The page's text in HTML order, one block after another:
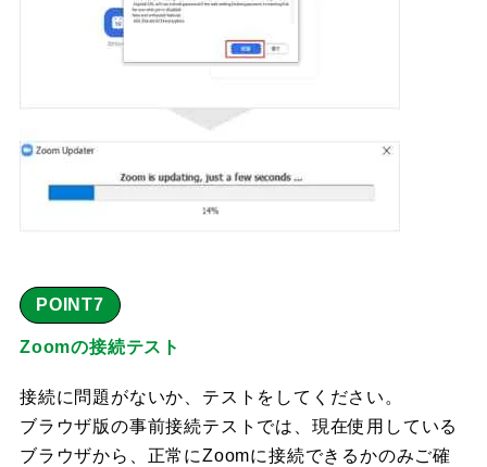
POINT7
Zoomの接続テスト
接続に問題がないか、テストをしてください。
ブラウザ版の事前接続テストでは、現在使用している
ブラウザから、正常にZoomに接続できるかのみご確